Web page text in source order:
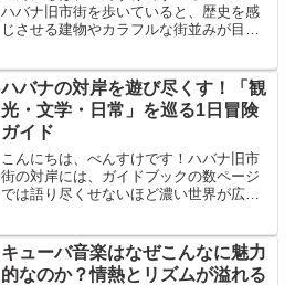
ハバナ旧市街を歩いていると、歴史を感
じさせる建物やカラフルな街並みが目に
「ホテル・アンボス・ムンドス（Hotel
Ambos Mun...
ハバナの対岸を遊び尽くす！「観
光・文学・日常」を巡る1日冒険
ガイド
こんにちは、べんすけです！ハバナ旧市
街の対岸には、ガイドブックの数ページ
では語り尽くせないほど濃い世界が広が
は地元の生活に溶け込む……。そんな、
誰もが羨む「対岸1日満...
キューバ音楽はなぜこんなに魅力
的なのか？情熱とリズムが溢れる